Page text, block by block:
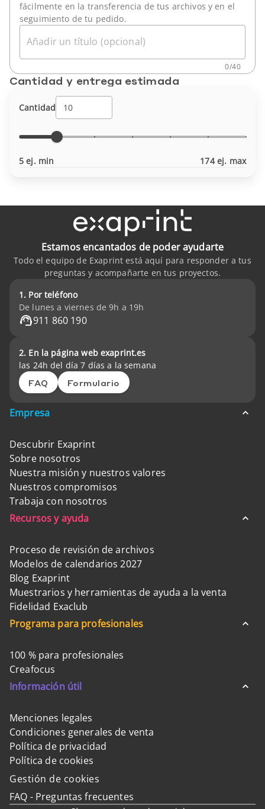
fácilmente en la transferencia de tus archivos y en el
seguimiento de tu pedido.
Añadir un título (opcional)
0/40
Cantidad y entrega estimada
Cantidad
5 ej. min 174 ej. max
Estamos encantados de poder ayudarte
Todo el equipo de Exaprint está aquí para responder a tus
preguntas y acompañarte en tus proyectos.
1. Por teléfono
De lunes a viernes de 9h a 19h
911 860 190
2. En la página web exaprint.es
las 24h del día 7 días a la semana
FAQ Formulario
Empresa
Descubrir Exaprint
Sobre nosotros
Nuestra misión y nuestros valores
Nuestros compromisos
Trabaja con nosotros
Recursos y ayuda
Proceso de revisión de archivos
Modelos de calendarios 2027
Blog Exaprint
Muestrarios y herramientas de ayuda a la venta
Fidelidad Exaclub
Programa para profesionales
100 % para profesionales
Creafocus
Información útil
Menciones legales
Condiciones generales de venta
Política de privacidad
Política de cookies
Gestión de cookies
FAQ - Preguntas frecuentes